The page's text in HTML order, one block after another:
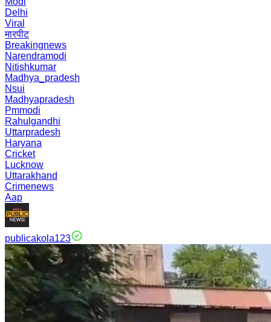
Delhi
Viral
मारपीट
Breakingnews
Narendramodi
Nitishkumar
Madhya_pradesh
Nsui
Madhyapradesh
Pmmodi
Rahulgandhi
Uttarpradesh
Haryana
Cricket
Lucknow
Uttarakhand
Crimenews
Aap
publicakola123